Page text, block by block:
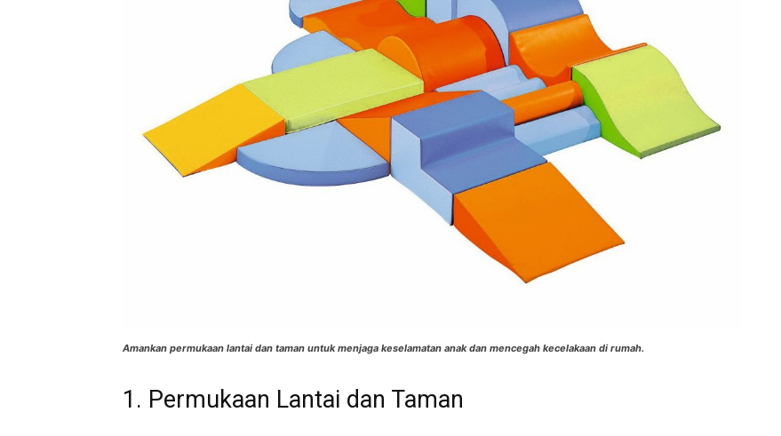
Amankan permukaan lantai dan taman untuk menjaga keselamatan anak dan mencegah kecelakaan di rumah.
1. Permukaan Lantai dan Taman